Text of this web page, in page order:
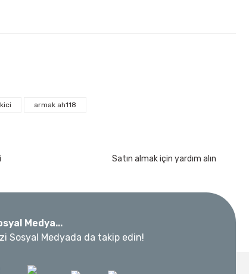
50Mt
armak ah118
Satın almak için yardım alın
Medya...
Sosyal Medyada da takip edin!